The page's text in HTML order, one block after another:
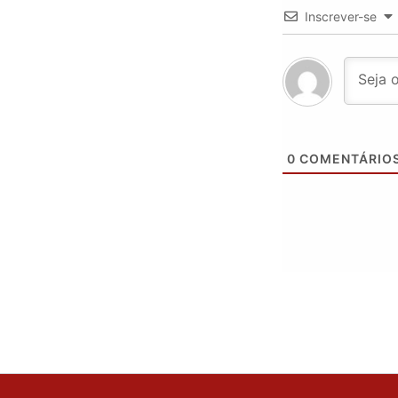
Inscrever-se
0